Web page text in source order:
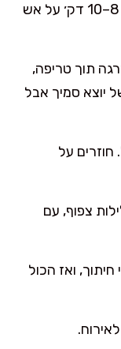
בסיר קטן מערבבים עגבניות מרוסקות, שמן זית, אורגנו, מלח ופלפל. מבשלים 8–10 דק׳ על אש
תוך טריפה,
יוצא סמיך אבל
על
צפוף, עם
העליון זהוב ומבעבע. אני נותנת לזה לנוח 10 דק׳ לפני חיתוך, ואז הכול